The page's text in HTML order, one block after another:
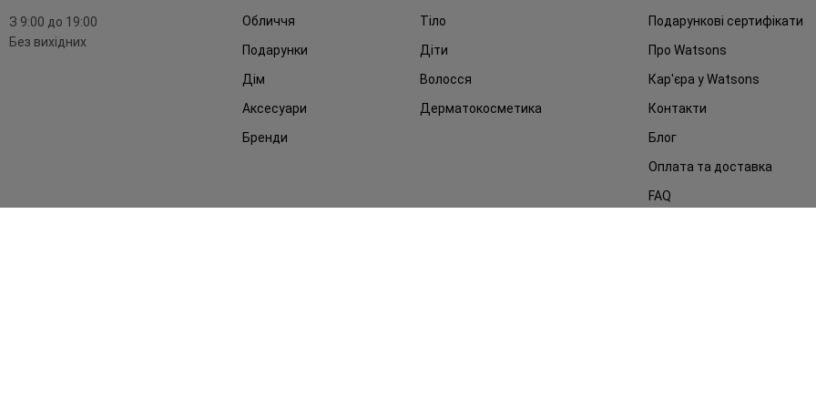
З 9:00 до 19:00
Без вихідних
Обличчя
Тіло
Подарунки
Діти
Дім
Волосся
Аксесуари
Дерматокосметика
Бренди
Подарункові сертифікати
Про Watsons
Кар'єра у Watsons
Контакти
Блог
Оплата та доставка
FAQ